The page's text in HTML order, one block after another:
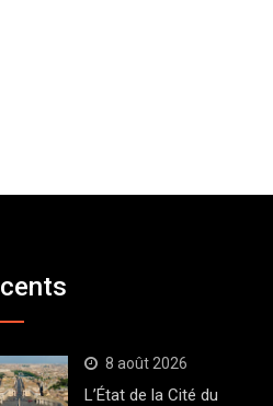
8 août 2026
L’État de la Cité du